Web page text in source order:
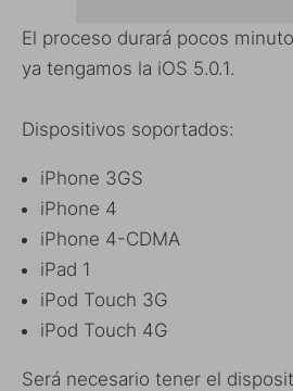
El proceso durará pocos
ya tengamos la iOS 5.0.1.
Dispositivos soportados:
iPhone 3GS
iPhone 4
iPhone 4-CDMA
iPad 1
iPod Touch 3G
iPod Touch 4G
Será necesario tener el